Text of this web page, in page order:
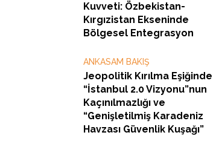
Kuvveti: Özbekistan-
Kırgızistan Ekseninde
Bölgesel Entegrasyon
ANKASAM BAKIŞ
Jeopolitik Kırılma Eşiğinde
“İstanbul 2.0 Vizyonu”nun
Kaçınılmazlığı ve
“Genişletilmiş Karadeniz
Havzası Güvenlik Kuşağı”